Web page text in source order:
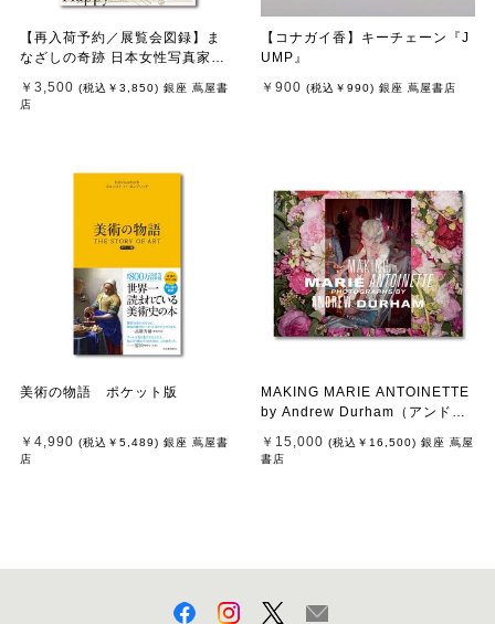
【再入荷予約／展覧会図録】ま
なざしの奇跡 日本女性写真家の
￥3,500 (税込 ￥3,850) 銀座 蔦屋書
店
【コナガイ香】キーチェーン『J
UMP』
￥900 (税込 ￥990) 銀座 蔦屋書店
美術の物語 ポケット版
￥4,990 (税込 ￥5,489) 銀座 蔦屋書
店
MAKING MARIE ANTOINETTE
by Andrew Durham（アンドリ
トワネット 作品集
￥15,000 (税込 ￥16,500) 銀座 蔦屋
書店